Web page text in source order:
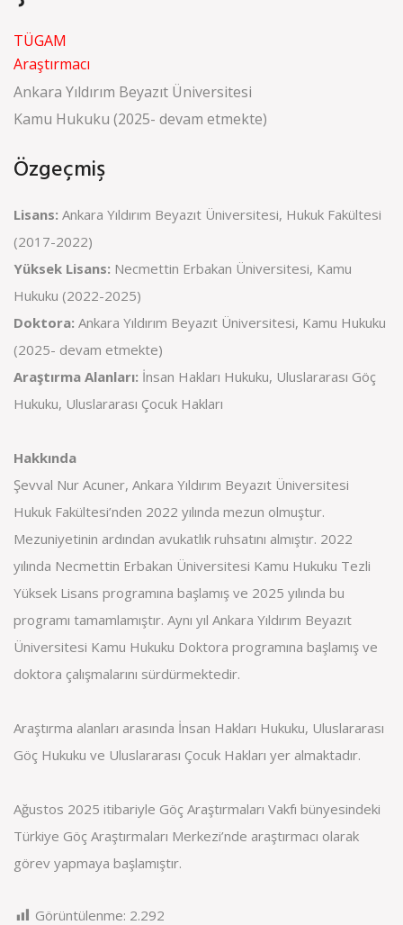
TÜGAM
Araştırmacı
Ankara Yıldırım Beyazıt Üniversitesi
Kamu Hukuku (2025- devam etmekte)
Özgeçmiş
Lisans: Ankara Yıldırım Beyazıt Üniversitesi, Hukuk Fakültesi
(2017-2022)
Yüksek Lisans: Necmettin Erbakan Üniversitesi, Kamu
Hukuku (2022-2025)
Doktora: Ankara Yıldırım Beyazıt Üniversitesi, Kamu Hukuku
(2025- devam etmekte)
Araştırma Alanları: İnsan Hakları Hukuku, Uluslararası Göç
Hukuku, Uluslararası Çocuk Hakları
Hakkında
Şevval Nur Acuner, Ankara Yıldırım Beyazıt Üniversitesi
Hukuk Fakültesi’nden 2022 yılında mezun olmuştur.
Mezuniyetinin ardından avukatlık ruhsatını almıştır. 2022
yılında Necmettin Erbakan Üniversitesi Kamu Hukuku Tezli
Yüksek Lisans programına başlamış ve 2025 yılında bu
programı tamamlamıştır. Aynı yıl Ankara Yıldırım Beyazıt
Üniversitesi Kamu Hukuku Doktora programına başlamış ve
doktora çalışmalarını sürdürmektedir.
Araştırma alanları arasında İnsan Hakları Hukuku, Uluslararası
Göç Hukuku ve Uluslararası Çocuk Hakları yer almaktadır.
Ağustos 2025 itibariyle Göç Araştırmaları Vakfı bünyesindeki
Türkiye Göç Araştırmaları Merkezi’nde araştırmacı olarak
görev yapmaya başlamıştır.
Görüntülenme: 2.292